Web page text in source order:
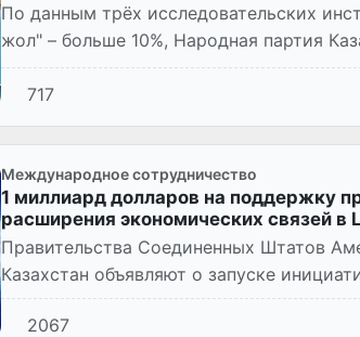
По данным трёх исследовательских
жол" – больше 10%, Народная партия
717
Международное сотрудничество
1 миллиард долларов на поддержку
расширения экономических связей в
Правительства Соединенных Штатов
Казахстан объявляют о запуске
партнёрство».
2067